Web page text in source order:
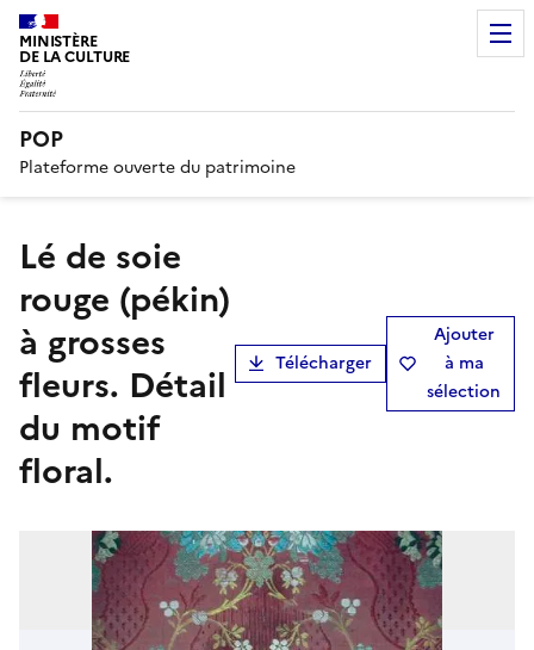
MINISTÈRE
DE LA CULTURE
POP
Plateforme ouverte du patrimoine
lé de soie
rouge (pékin)
à grosses
fleurs. Détail
du motif
floral.
Télécharger
Ajouter
à ma
sélection